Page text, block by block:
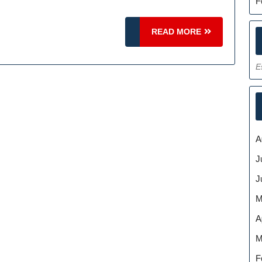
READ MORE
READ
MORE